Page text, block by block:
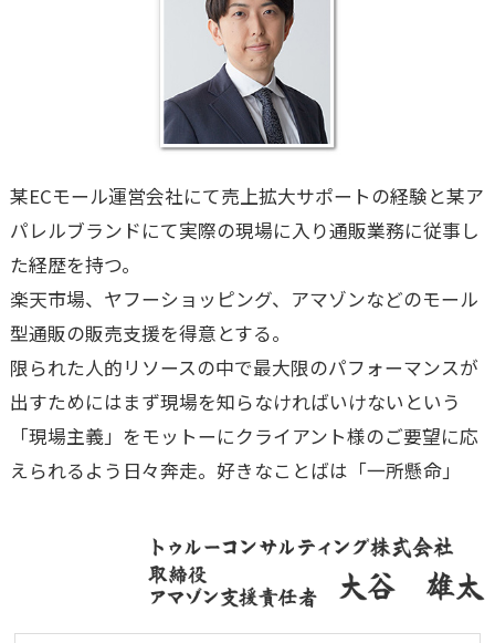
某ECモール運営会社にて売上拡大サポートの経験と某ア
パレルブランドにて実際の現場に入り通販業務に従事し
た経歴を持つ。
楽天市場、ヤフーショッピング、アマゾンなどのモール
型通販の販売支援を得意とする。
限られた人的リソースの中で最大限のパフォーマンスが
出すためにはまず現場を知らなければいけないという
「現場主義」をモットーにクライアント様のご要望に応
えられるよう日々奔走。好きなことばは「一所懸命」